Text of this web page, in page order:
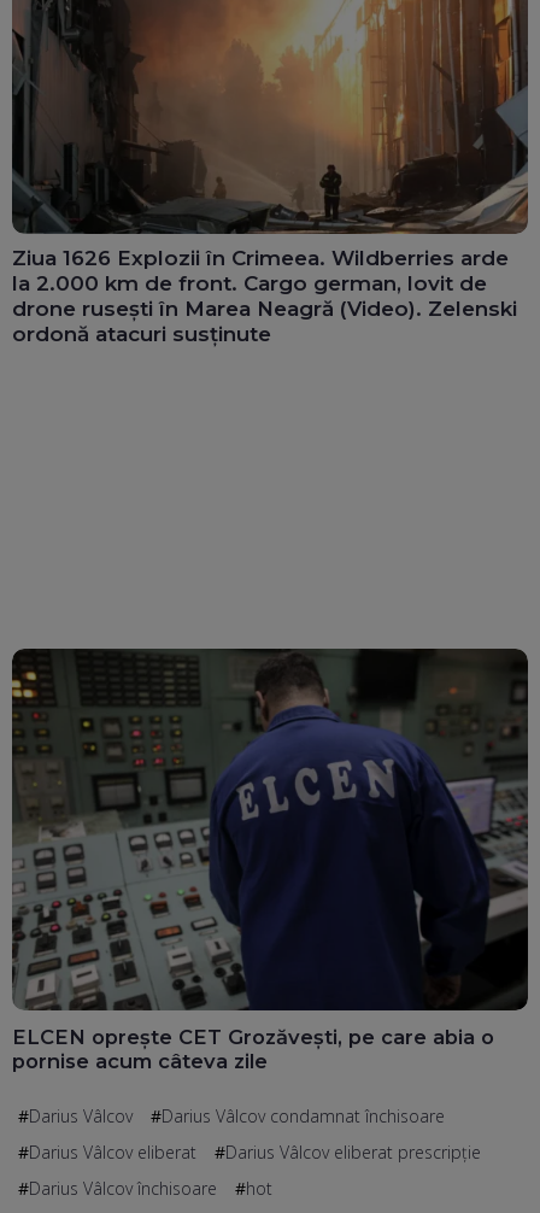
Ziua 1626 Explozii în Crimeea. Wildberries arde
la 2.000 km de front. Cargo german, lovit de
drone rusești în Marea Neagră (Video). Zelenski
ordonă atacuri susținute
ELCEN oprește CET Grozăvești, pe care abia o
pornise acum câteva zile
Darius Vâlcov
Darius Vâlcov condamnat închisoare
Darius Vâlcov eliberat
Darius Vâlcov eliberat prescripţie
Darius Vâlcov închisoare
hot